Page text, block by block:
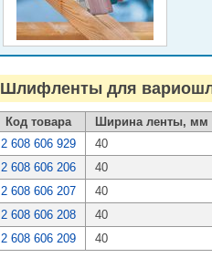
Шлифленты для
Код товара Ширина ленты, мм
2 608 606 929
40
2 608 606 206
40
2 608 606 207
40
2 608 606 208
40
2 608 606 209
40